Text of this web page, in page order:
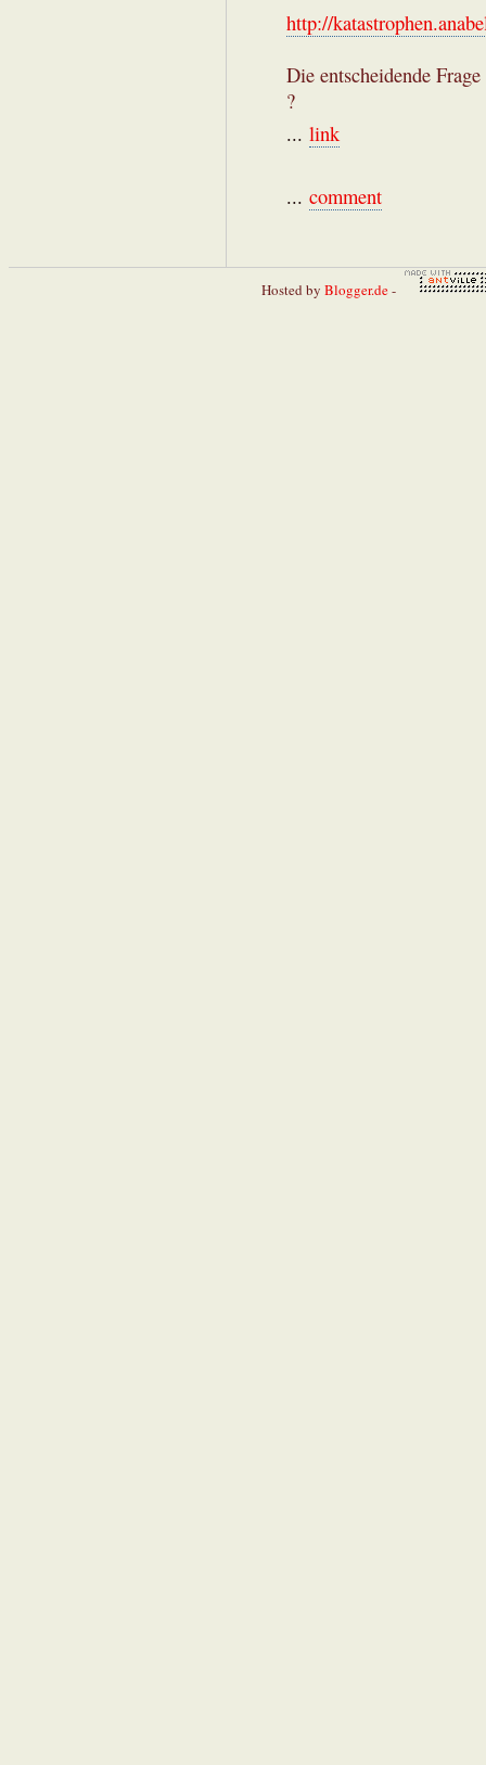
http://
Die entscheidende
?
... link
... comment
Hosted by Blogger.de-